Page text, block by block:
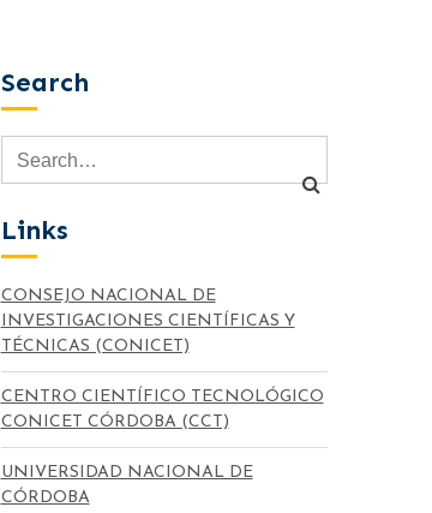
Search
Links
CONSEJO NACIONAL DE
INVESTIGACIONES CIENTÍFICAS Y
TÉCNICAS (CONICET)
CENTRO CIENTÍFICO TECNOLÓGICO
CONICET CÓRDOBA (CCT)
UNIVERSIDAD NACIONAL DE
CÓRDOBA